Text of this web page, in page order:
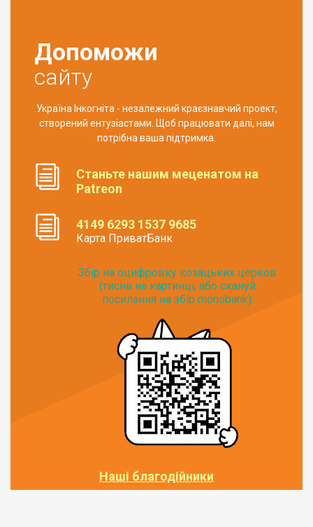
Допоможи
сайту
Україна Інкогніта - незалежний краєзнавчий проект,
створений ентузіастами. Щоб працювати далі, нам
потрібна ваша підтримка.
Станьте нашим меценатом на
Patreon
4149 6293 1537 9685
Карта ПриватБанк
Збір на оцифровку козацьких церков
(тисни на картинці, або скануй
посилання на збір monobank):
Наші благодійники